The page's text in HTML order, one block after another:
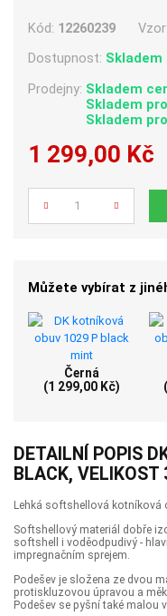
Kód: 12260239 Vzor:
Dostupnost: Skladem
Prodejny: Skladem
Skladem
Skladem
1 299,00 Kč
Počet
Můžete vybírat z
Černá
(1 299,00 Kč)
DETAILNÍ POPIS
BLACK, VELIKOST
Lehká softshellová kotníková
Softshellový materiál dobře
softshell i voděodpudivý -
impregnačním sprejem.
Podešev je složena ze dvou
protiskluzovou úpravou a
Podešev se pyšní také malou